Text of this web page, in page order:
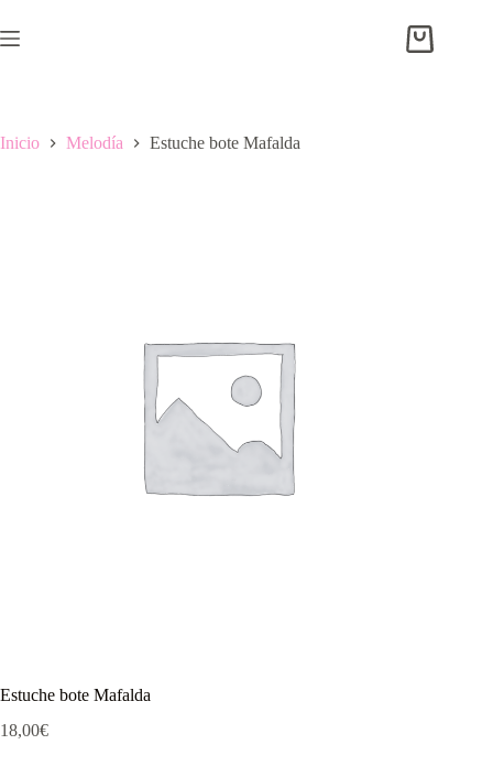
al
contenido
Carro
Inicio Melodía Estuche bote Mafalda
Estuche bote Mafalda
18,00€